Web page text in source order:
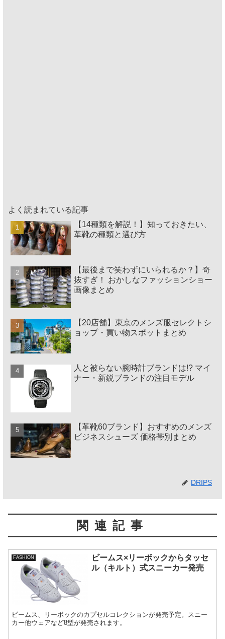
よく読まれている記事
【14種類を解説！】知っておきたい、
革靴の種類と選び方
【最後まで笑わずにいられるか？】奇
抜すぎ！ おかしなファッションショー
画像まとめ
【20店舗】東京のメンズ服セレクトシ
ョップ・買い物スポットまとめ
人と被らない腕時計ブランドは!? マイ
ナー・新鋭ブランドの注目モデル
【革靴60ブランド】おすすめのメンズ
ビジネスシューズ 価格帯別まとめ
DRIPS
関連記事
FASHION
ビームス×リーボックからタッセ
ル（キルト）式スニーカー発売
ビームス、リーボックのカプセルコレクションが発売予定。スニー
カー他ウェアなど8型が発売されます。